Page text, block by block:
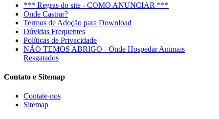
*** Regras do site - COMO ANUNCIAR ***
Onde Castrar?
Termos de Adoção para Download
Dúvidas Frequentes
Políticas de Privacidade
NÃO TEMOS ABRIGO - Onde Hospedar Animais
Resgatados
Contato e Sitemap
Contate-nos
Sitemap